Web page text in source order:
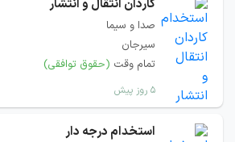
کاردان انتقال و انتشار
صدا و سیما
سیرجان
تمام وقت (حقوق توافقی)
۵ روز پیش
استخدام درجه دار